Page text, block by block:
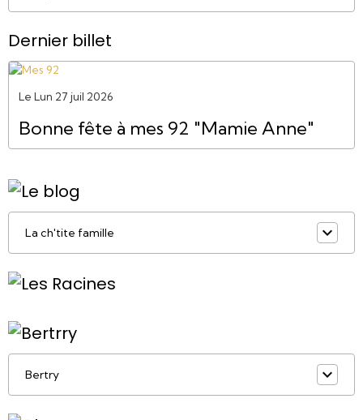
Dernier billet
Le Lun 27 juil 2026
Bonne fête à mes 92 "Mamie Anne"
La ch'tite famille
Bertry